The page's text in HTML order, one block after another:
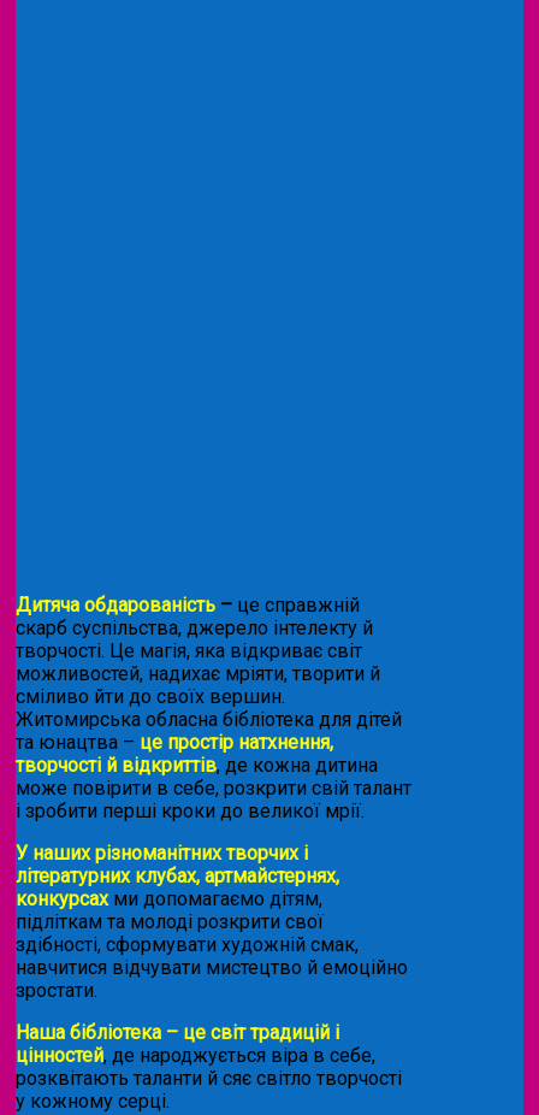
Дитяча обдарованість – це справжній
скарб суспільства, джерело інтелекту й
творчості. Це магія, яка відкриває світ
можливостей, надихає мріяти, творити й
сміливо йти до своїх вершин.
Житомирська обласна бібліотека для дітей
та юнацтва – це простір натхнення,
творчості й відкриттів, де кожна дитина
може повірити в себе, розкрити свій талант
і зробити перші кроки до великої мрії.
У наших різноманітних творчих і
літературних клубах, артмайстернях,
конкурсахми допомагаємо дітям,
підліткам та молоді розкрити свої
здібності, сформувати художній смак,
навчитися відчувати мистецтво й емоційно
зростати.
Наша бібліотека – це світ традицій і
цінностей, де народжується віра в себе,
розквітають таланти й сяє світло творчості
у кожному серці.